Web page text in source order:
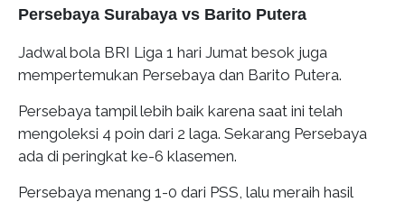
Persebaya Surabaya vs Barito Putera
Jadwal bola BRI Liga 1 hari Jumat besok juga
mempertemukan Persebaya dan Barito Putera.
Persebaya tampil lebih baik karena saat ini telah
mengoleksi 4 poin dari 2 laga. Sekarang Persebaya
ada di peringkat ke-6 klasemen.
Persebaya menang 1-0 dari PSS, lalu meraih hasil